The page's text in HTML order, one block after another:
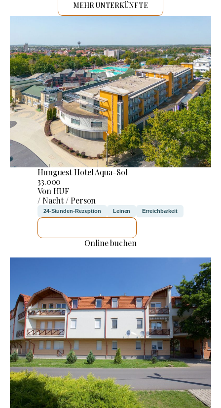
MEHR UNTERKÜNFTE
Hunguest Hotel Aqua-Sol
33.000
Von HUF
/ Nacht / Person
24-Stunden-Rezeption Leinen Erreichbarkeit
Online buchen